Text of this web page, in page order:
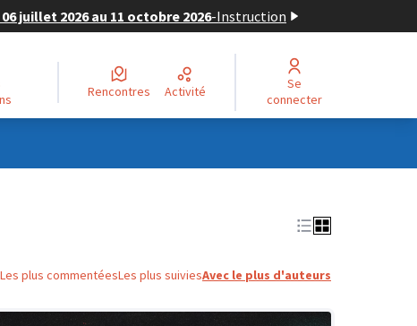
juillet 2026 au 11 octobre 2026-Instruction
Rencontres Activité
Se
connecter
Les plus commentéesLes plus suiviesAvec le plus d'auteurs